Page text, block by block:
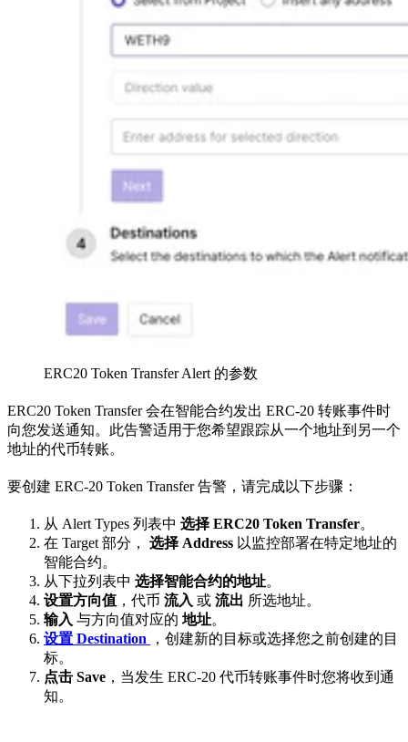
ERC20 Token Transfer Alert 的参数
ERC20 Token Transfer 会在智能合约发出 ERC-20 转账事件时
向您发送通知。此告警适用于您希望跟踪从一个地址到另一个
地址的代币转账。
要创建 ERC-20 Token Transfer 告警，请完成以下步骤：
从 Alert Types 列表中 选择 ERC20 Token Transfer。
在 Target 部分， 选择 Address 以监控部署在特定地址的
智能合约。
从下拉列表中 选择智能合约的地址。
设置方向值 ，代币 流入 或 流出 所选地址。
输入 与方向值对应的 地址。
设置 Destination
，创建新的目标或选择您之前创建的目
标。
点击 Save ，当发生 ERC-20 代币转账事件时您将收到通
知。